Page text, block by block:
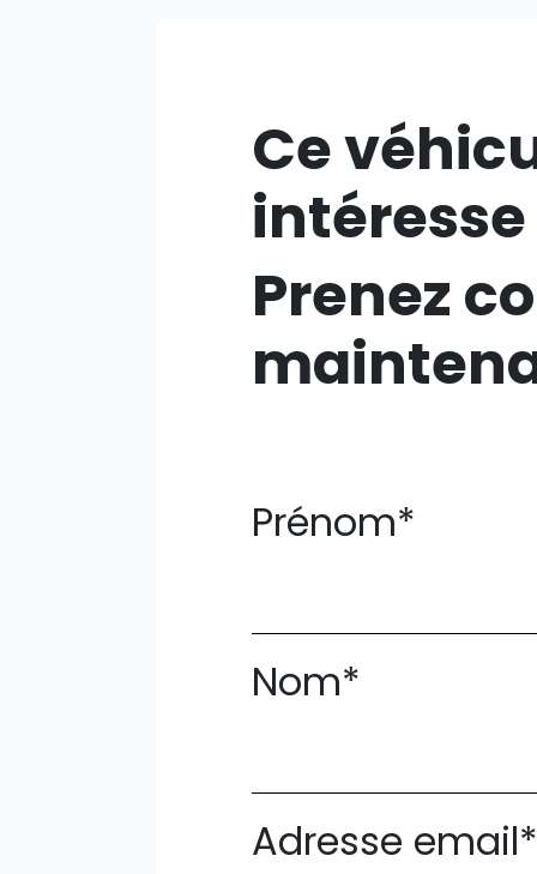
Ce
intéresse
Prenez
Prénom*
Nom*
Adresse email*